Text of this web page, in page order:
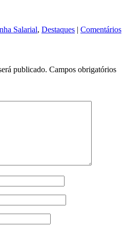
Salarial, Destaques | Comentários
publicado. Campos obrigatórios